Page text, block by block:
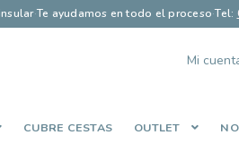
·Te ayudamos en todo el proceso·Tel:
Mi
CUBRE CESTAS OUTLET